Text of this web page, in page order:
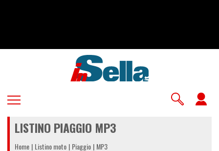
LISTINO PIAGGIO MP3
Home Listino moto Piaggio MP3